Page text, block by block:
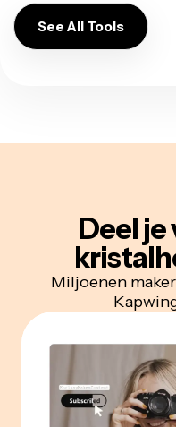
See All Tools
Deel je
Miljoenen